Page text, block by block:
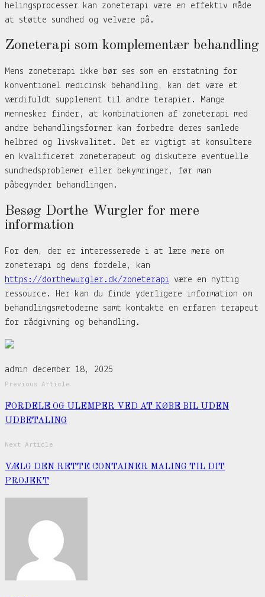
helingsprocesser kan zoneterapi være en effektiv måde
at støtte sundhed og velvære på.
Zoneterapi som komplementær behandling
Mens zoneterapi ikke bør ses som en erstatning for
konventionel medicinsk behandling, kan det være et
værdifuldt supplement til andre terapier. Mange
mennesker finder, at kombinationen af zoneterapi med
andre behandlingsformer kan forbedre deres samlede
helbred og livskvalitet. Det er vigtigt at konsultere
en kvalificeret zoneterapeut og diskutere eventuelle
sundhedsproblemer eller bekymringer, før man
påbegynder behandlingen.
Besøg Dorthe Wurgler for mere
information
For dem, der er interesserede i at lære mere om
zoneterapi og dens fordele, kan
https://dorthewurgler.dk/zoneterapi være en nyttig
ressource. Her kan du finde yderligere information om
behandlingsmetoderne samt kontakte en erfaren terapeut
for rådgivning og behandling.
admin december 18, 2025
Previous Article
FORDELE OG ULEMPER VED AT KØBE BIL UDEN
UDBETALING
Next Article
VÆLG DEN RETTE CONTAINER MALING TIL DIT
PROJEKT